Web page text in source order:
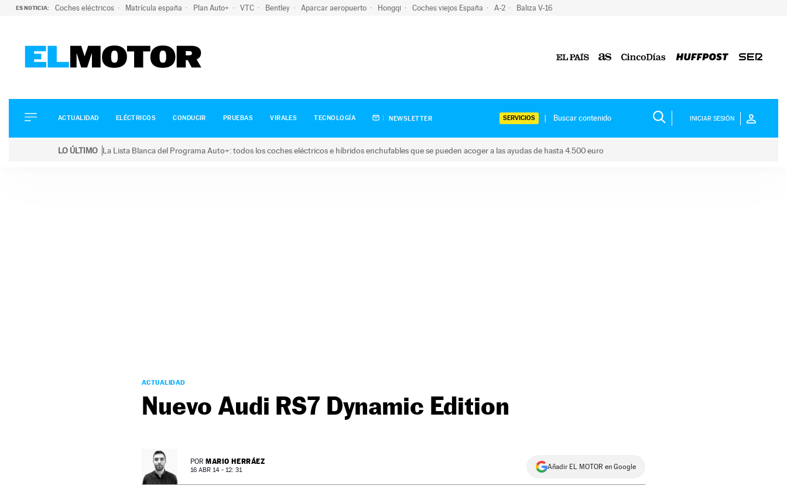
ES NOTICIA: Coches eléctricos Matrícula españa Plan Auto+ VTC Bentley Aparcar aeropuerto Hongqi Coches viejos España A-2 Baliza V-16
ELÉCTRICOS
CONDUCIR
ACTUALIDAD ELÉCTRICOS CONDUCIR PRUEBAS VIRALES TECNOLOGÍA NEWSLETTER SERVICIOS INICIAR SESIÓN
LO ÚLTIMO La Lista Blanca del Programa Auto+: todos los coches eléctricos e híbridos enchufables que se pueden acoger a las ayudas de hasta 4.500 euro
ACTUALIDAD
Nuevo Audi RS7 Dynamic Edition
POR MARIO HERRÁEZ
16 ABR 14 - 12: 31 Añadir EL MOTOR en Google